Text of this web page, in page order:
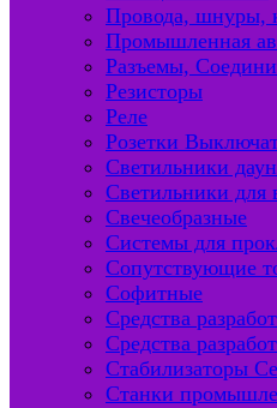
Провода, шнуры,
Промышленная
Разъемы,
Резисторы
Реле
Розетки
Светильники
Светильники для
Свечеобразные
Системы для
Сопутствующие
Софитные
Средства
Средства
Стабилизаторы
Станки